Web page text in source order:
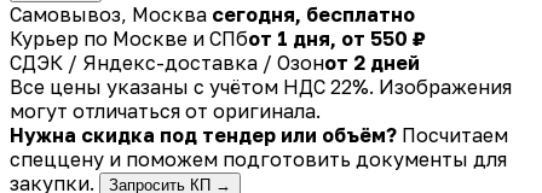
Самовывоз, Москва сегодня, бесплатно
Курьер по Москве и СПбот 1 дня, от 550 ₽
СДЭК / Яндекс-доставка / Озонот 2 дней
Все цены указаны с учётом НДС 22%. Изображения
могут отличаться от оригинала.
Нужна скидка под тендер или объём? Посчитаем
спеццену и поможем подготовить документы для
закупки.
Запросить КП →